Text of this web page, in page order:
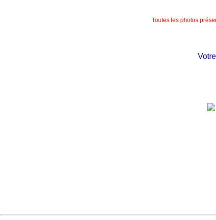
Toutes les photos